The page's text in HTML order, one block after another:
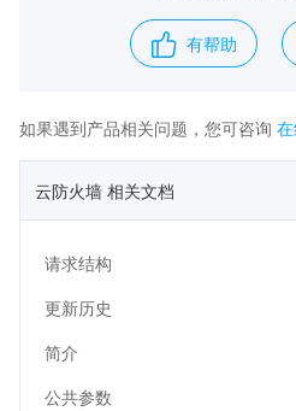
有帮助
如果遇到产品相关问题，您可咨询
云防火墙 相关文档
请求结构
更新历史
简介
公共参数